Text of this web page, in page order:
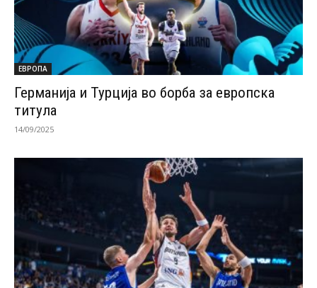
ЕВРОПА
Германија и Турција во борба за европска
титула
14/09/2025